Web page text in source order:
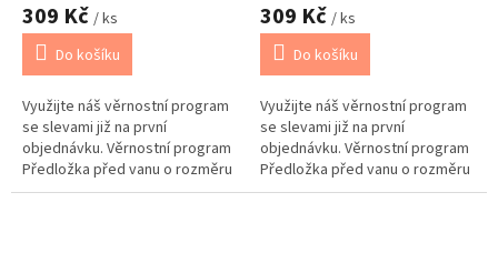
309 Kč / ks
Do košíku
Využijte náš věrnostní program
se slevami již na první
objednávku. Věrnostní program
Předložka před vanu o rozměru
60x100cm. Možno barevně
309 Kč / ks
Do košíku
Využijte náš věrnostní program
se slevami již na první
objednávku. Věrnostní program
Předložka před vanu o rozměru
60x100cm. Možno barevně